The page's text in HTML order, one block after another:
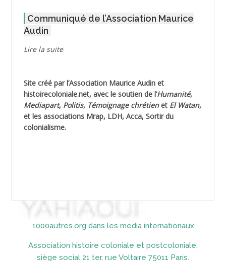
AGOULMINE
AHLOUCHE Mabrouk *
AIBLIED Ahmed
AICHEKADRA Sid Ahmed
AICI (ou AISSI) Laïd
AIDI
Communiqué de l’Association Maurice
Audin
Lire la suite
Site créé par l’Association Maurice Audinet
histoirecoloniale.net, avec le soutien de l’Humanité,
Mediapart, Politis, Témoignage chrétienet El Watan,
et les associations Mrap, LDH, Acca, Sortir du
colonialisme.
1000autres.org dans les media internationaux
Association histoire coloniale et postcoloniale,
siège social 21 ter, rue Voltaire 75011 Paris.